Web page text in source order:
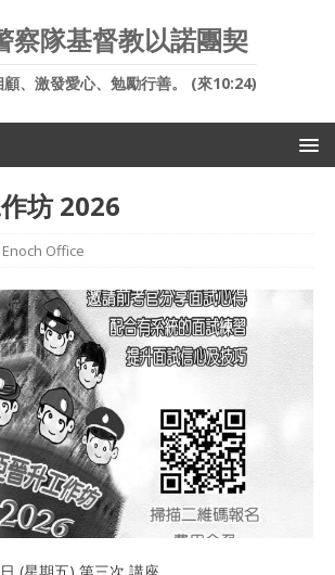
察隊基督教以諾團契
顧、激發愛心、勉勵行善。 (來10:24)
坊 2026
Enoch Office